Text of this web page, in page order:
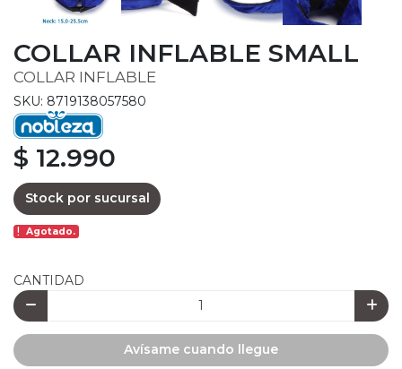
COLLAR INFLABLE SMALL
COLLAR INFLABLE
SKU: 8719138057580
$ 12.990
Stock por sucursal
Agotado.
CANTIDAD
Avísame cuando llegue